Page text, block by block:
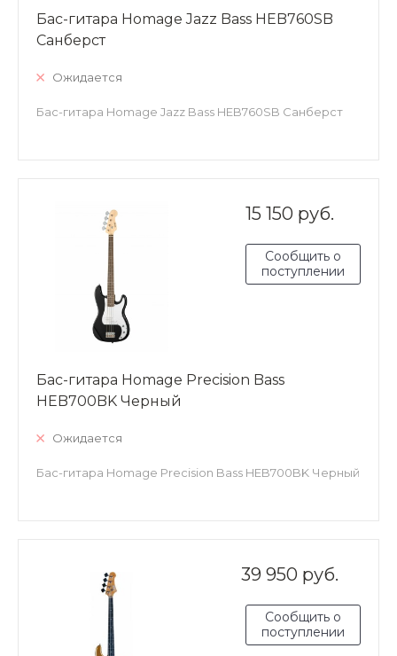
Бас-гитара Homage Jazz Bass HEB760SB
Санберст
Ожидается
Бас-гитара Homage Jazz Bass HEB760SB Санберст
15 150 руб.
Сообщить о
поступлении
Бас-гитара Homage Precision Bass
HEB700BK Черный
Ожидается
Бас-гитара Homage Precision Bass HEB700BK Черный
39 950 руб.
Сообщить о
поступлении